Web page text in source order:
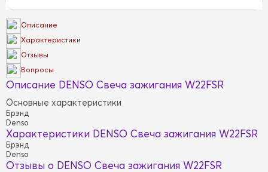
Описание
Характеристики
Отзывы
Вопросы
Описание DENSO Свеча зажигания W22FSR
Основные характеристики
Брэнд
Denso
Характеристики DENSO Свеча зажигания W22FSR
Брэнд
Denso
Отзывы о DENSO Свеча зажигания W22FSR